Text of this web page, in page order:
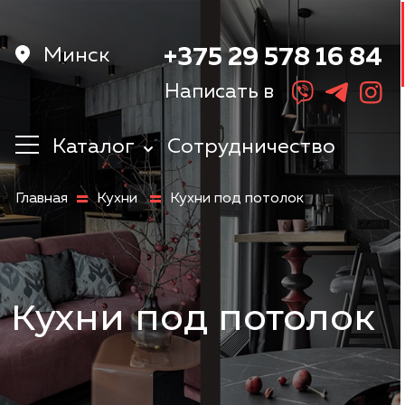
Минск
Каталог
Кухни
Корпусная
мебель
Мебель в
прихожую
Шкафы
Мебель в
спальню
Детская мебель
Сотрудничество
+375 29 578 16 84
Написать в
Главная Кухни Кухни под потолок
Кухни под потолок